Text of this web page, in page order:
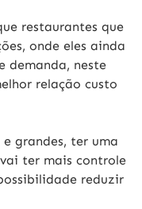
restaurantes que
onde eles ainda
demanda, neste
relação custo
grandes, ter uma
ter mais controle
reduzir